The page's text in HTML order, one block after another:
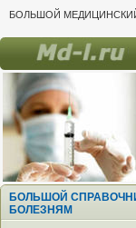
БОЛЬШОЙ
БОЛЬШОЙ
БОЛЕЗНЯМ